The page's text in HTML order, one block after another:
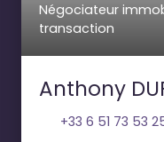
Négociateur
transaction
Anthony
+33 6 51 73 53